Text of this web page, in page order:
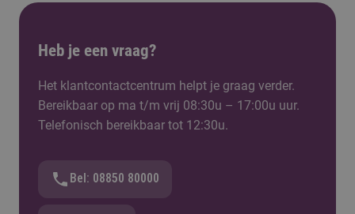
Heb je een vraag?
Het klantcontactcentrum helpt je graag verder.
Bereikbaar op ma t/m vrij 08:30u – 17:00u uur.
Telefonisch bereikbaar tot 12:30u.
Bel: 08850 80000